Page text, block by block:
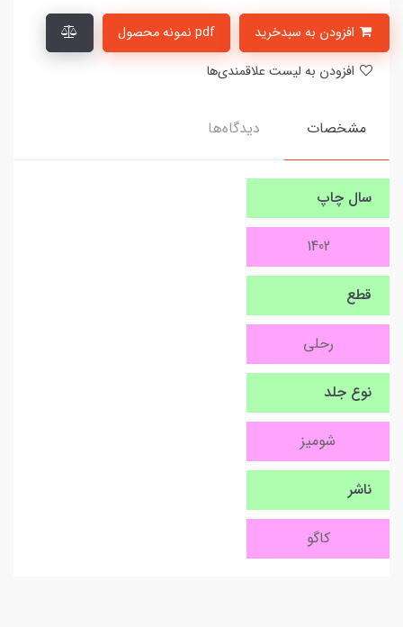
pdf نمونه محصول
مشخصات دیدگاه‌ها
سال چاپ
1402
قطع
رحلی
نوع جلد
شومیز
ناشر
کاگو